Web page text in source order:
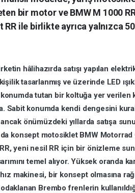
bir motor ve BMW M 1000
ile birlikte ayrıca yalnızca
hâlihazırda satışıyapılan
kişiliktasarlanmışve üzerinde LED
konumdatutan bir koltuğa yerverilen
Sabit konumda kendi dengesini
ancak önümüzdeki yıllarda satışa
da konsept motosiklet BMW Motorrad
RR,yeni nesil RR için bir önizleme
temel alıyor.Yüksek oranda
hız makinesi, bir konsept olmasına
odaklanan Brembofrenlerin